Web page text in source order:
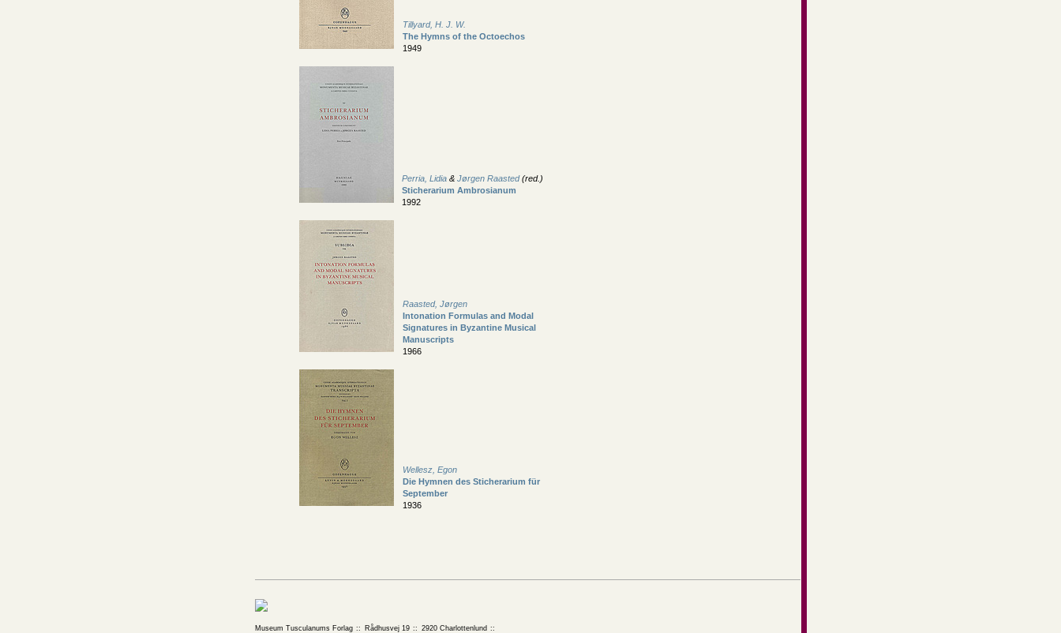
Tillyard, H. J. W.
The Hymns of the Octoechos
1949
Perria, Lidia & Jørgen Raasted(red.)
Sticherarium Ambrosianum
1992
Raasted, Jørgen
Intonation Formulas and Modal
Signatures in Byzantine Musical
Manuscripts
1966
Wellesz, Egon
Die Hymnen des Sticherarium für
September
1936
Museum Tusculanums Forlag Rådhusvej 19 2920 Charlottenlund